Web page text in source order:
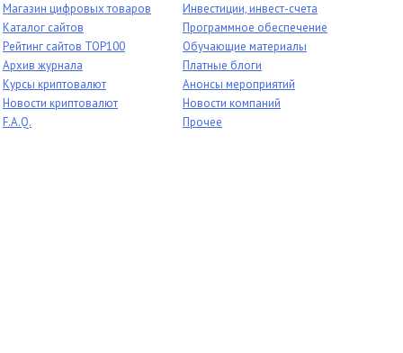
Магазин цифровых товаров
Каталог сайтов
Рейтинг сайтов TOP100
Архив журнала
Курсы криптовалют
Новости криптовалют
F.A.Q.
Инвестиции, инвест-счета
Программное обеспечение
Обучающие материалы
Платные блоги
Анонсы мероприятий
Новости компаний
Прочее